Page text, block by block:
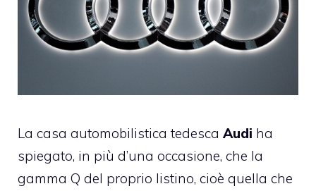
La casa automobilistica tedesca Audi ha
spiegato, in più d’una occasione, che la
gamma Q del proprio listino, cioè quella che